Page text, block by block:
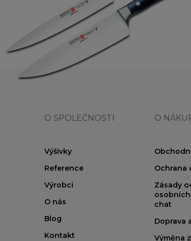
O SPOLEČNOSTI
Výšivky
Reference
Výrobci
O nás
Blog
Kontakt
O
Ochrana
Zásady
chat
Doprava
Výměna